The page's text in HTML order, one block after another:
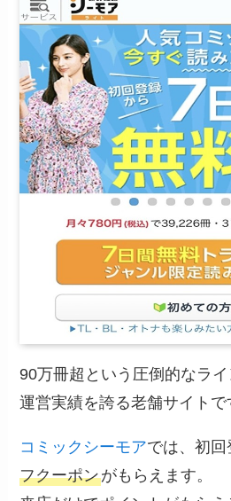
90万冊超という圧倒的なラ
運営実績を誇る老舗サイトで
コミックシーモアでは、初
フクーポンがもらえます。